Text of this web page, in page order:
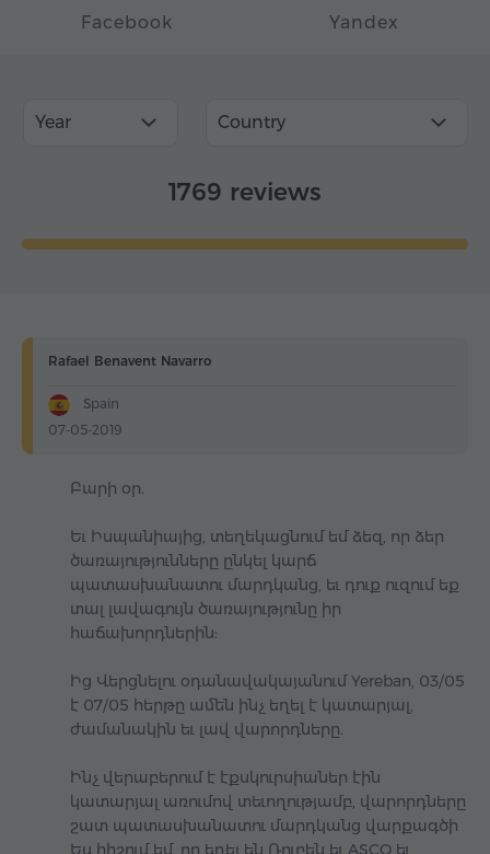
Facebook Yandex
Year Country
1769 reviews
Rafael Benavent Navarro
Spain
07-05-2019
Բարի օր.
Եւ Իսպանիայից, տեղեկացնում եմ ձեզ, որ ձեր
ծառայությունները ընկել կարճ
պատասխանատու մարդկանց, եւ դուք ուզում եք
տալ լավագույն ծառայությունը իր
հաճախորդներին:
Ից Վերցնելու օդանավակայանում Yereban, 03/05
է 07/05 հերթը ամեն ինչ եղել է կատարյալ,
ժամանակին եւ լավ վարորդները.
Ինչ վերաբերում է էքսկուրսիաներ էին
կատարյալ առումով տեւողությամբ, վարորդները
շատ պատասխանատու մարդկանց վարքագծի
Ես հիշում եմ, որ եղել են Ռուբեն եւ ASCO եւ